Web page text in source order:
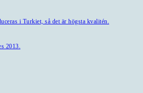
i Turkiet, så det är högsta kvalitén.
2013.